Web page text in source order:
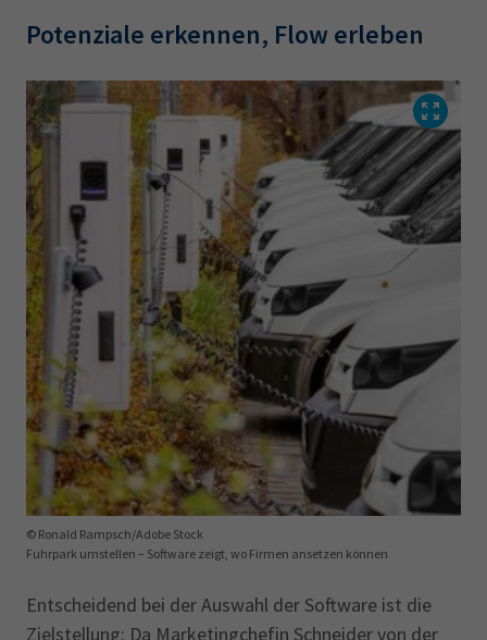
Potenziale erkennen, Flow erleben
Fuhrpark umstellen – Software zeigt, wo Firmen ansetzen können
© Ronald Rampsch/Adobe Stock
Entscheidend bei der Auswahl der Software ist die
Zielstellung: Da Marketingchefin Schneider von der